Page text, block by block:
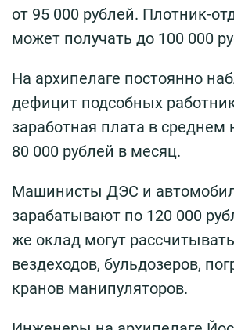
от 95 000 рублей. Плотник-
может получать до 100 000
На архипелаге постоянно
дефицит подсобных
заработная плата в
80 000 рублей в месяц.
Машинисты ДЭС и
зарабатывают по 120 000
же оклад могут
вездеходов, бульдозеров,
кранов манипуляторов.